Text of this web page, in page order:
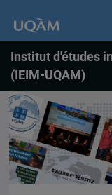
Institut d'études
(IEIM-UQAM)